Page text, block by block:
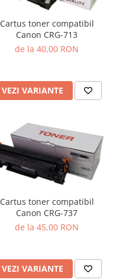
Cartus toner compatibil
Canon CRG-713
de la 40,00 RON
VEZI VARIANTE
Cartus toner compatibil
Canon CRG-737
de la 45,00 RON
VEZI VARIANTE